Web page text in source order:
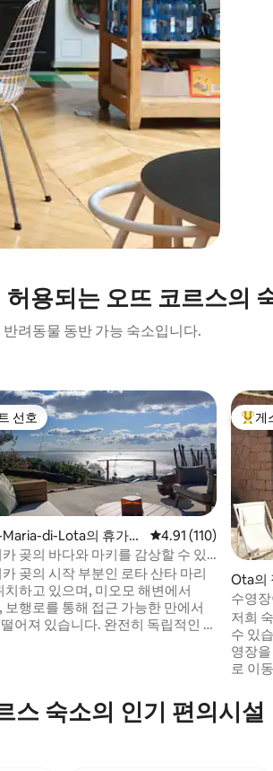
용되는 오뜨 코르스의
려동물 동반 가능 숙소입니다.
), 후기 30개
선호
선호
di-Lota의 휴가용
평점 4.91점(5점 만
4.91 (110)
곶의 바다와 마키를 감상할 수 있
곶의 시작 부분인 로타 산타 마리
치하고 있으며, 미오모 해변에서
행로를 통해 접근 가능한 만에서
어져 있습니다. 완전히 독립적인 숙
라스를 갖추고 있습니다. 바다, 엘
정원의 나무, 목련, 아보카도, 레몬 등
상위
게
Ota의
수영
저희
수 있
영장
로 이
는 싱
스 숙소의 인기 편의시설